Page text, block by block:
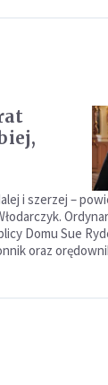
i szerzej –
Domu Sue
oraz